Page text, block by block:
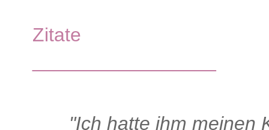
Zitate
"Ich hatte ihm meinen